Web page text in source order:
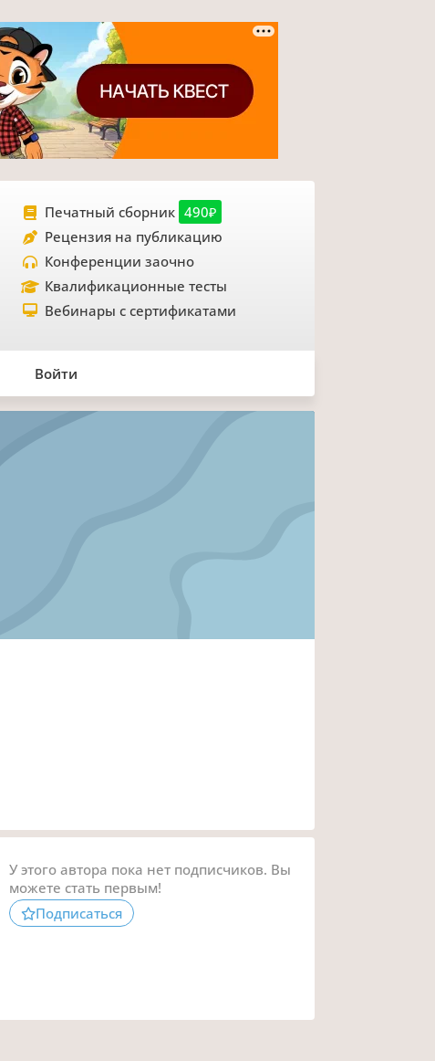
Печатный сборник 490₽
Рецензия на публикацию
Конференции заочно
Квалификационные тесты
Вебинары с сертификатами
Войти
У этого автора пока нет подписчиков. Вы
можете стать первым!
Подписаться